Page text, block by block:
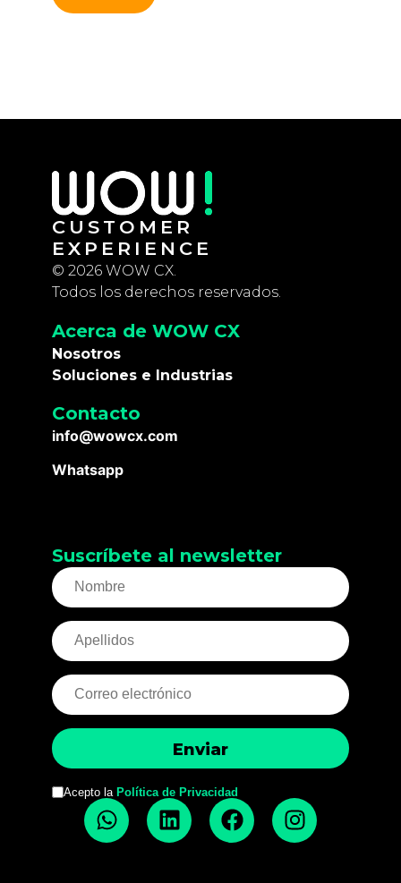
CUSTOMER
EXPERIENCE
© 2026 WOW CX.
Todos los derechos reservados.
Acerca de WOW CX
Nosotros
Soluciones e Industrias
Contacto
info@wowcx.com
Whatsapp
Suscríbete al newsletter
Acepto la Política de Privacidad